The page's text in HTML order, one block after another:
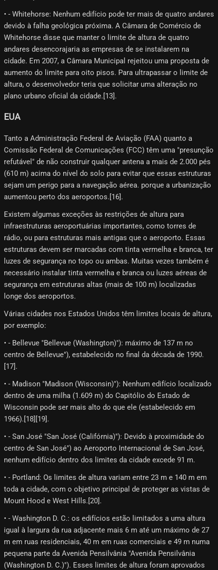
• - Whitehorse: Nenhum edifício pode ter mais de quatro andares
devido à falha geológica próxima. A Câmara de Comércio de
Whitehorse disse que manter o limite de altura de quatro
andares desencorajaria as empresas de se instalarem na
cidade. Em 2007, a Câmara Municipal rejeitou uma proposta de
aumento do limite para oito pisos. Para ultrapassar o limite de
altura, o desenvolvedor teria que solicitar uma alteração no
plano urbano oficial da cidade.[13]​.
EUA
Tanto a Administração Federal de Aviação (FAA) quanto a
Comissão Federal de Comunicações (FCC) têm uma "presunção
refutável" de não construir qualquer antena a mais de 2.000 pés
(610 m) acima do nível do solo para evitar que essas estruturas
sejam um perigo para a navegação aérea. porque a urbanização
aumentou perto dos aeroportos.[16]​.
Existem algumas exceções às restrições de altura para
infraestruturas aeroportuárias importantes, como torres de
rádio, ou para estruturas mais antigas que o aeroporto. Essas
estruturas devem ser marcadas com tinta vermelha e branca, ter
luzes de segurança no topo ou ambas. Muitas vezes também é
necessário instalar tinta vermelha e branca ou luzes aéreas de
segurança em estruturas altas (mais de 100 m) localizadas
longe dos aeroportos.
Várias cidades nos Estados Unidos têm limites locais de altura,
por exemplo:
• - Bellevue "Bellevue (Washington)"): máximo de 137 m no
centro de Bellevue"), estabelecido no final da década de 1990.
[17]​.
• - Madison "Madison (Wisconsin)"): Nenhum edifício localizado
dentro de uma milha (1.609 m) do Capitólio do Estado de
Wisconsin pode ser mais alto do que ele (estabelecido em
1966).[18]​[19]​.
• - San José "San José (Califórnia)"): Devido à proximidade do
centro de San José") ao Aeroporto Internacional de San José,
nenhum edifício dentro dos limites da cidade excede 91 m.
• - Portland: Os limites de altura variam entre 23 m e 140 m em
toda a cidade, com o objetivo principal de proteger as vistas de
Mount Hood e West Hills.[20]​.
• - Washington D. C.: os edifícios estão limitados a uma altura
igual à largura da rua adjacente mais 6 m até um máximo de 27
m em ruas residenciais, 40 m em ruas comerciais e 49 m numa
pequena parte da Avenida Pensilvânia "Avenida Pensilvânia
(Washington D. C.)"). Esses limites de altura foram aprovados